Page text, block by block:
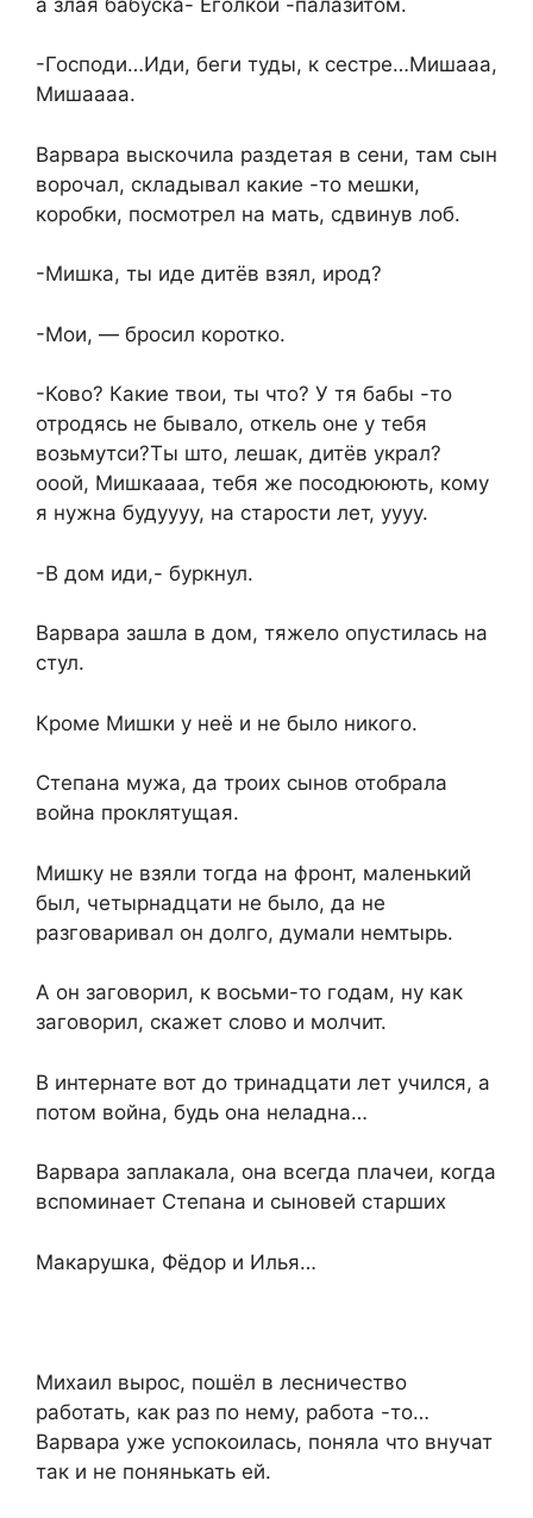
-Господи…Иди, беги туды, к сестре…Мишааа,
Мишаааа.
Варвара выскочила раздетая в сени, там сын
ворочал, складывал какие -то мешки,
коробки, посмотрел на мать, сдвинув лоб.
-Мишка, ты иде дитёв взял, ирод?
-Мои, — бросил коротко.
-Ково? Какие твои, ты что? У тя бабы -то
отродясь не бывало, откель оне у тебя
возьмутси?Ты што, лешак, дитёв украл?
ооой, Мишкаааа, тебя же посодююють, кому
я нужна будуууу, на старости лет, уууу.
-В дом иди,- буркнул.
Варвара зашла в дом, тяжело опустилась на
стул.
Кроме Мишки у неё и не было никого.
Степана мужа, да троих сынов отобрала
война проклятущая.
Мишку не взяли тогда на фронт, маленький
был, четырнадцати не было, да не
разговаривал он долго, думали немтырь.
А он заговорил, к восьми-то годам, ну как
заговорил, скажет слово и молчит.
В интернате вот до тринадцати лет учился, а
потом война, будь она неладна…
Варвара заплакала, она всегда плачеи, когда
вспоминает Степана и сыновей старших
Макарушка, Фёдор и Илья…
Михаил вырос, пошёл в лесничество
работать, как раз по нему, работа -то…
Варвара уже успокоилась, поняла что внучат
так и не понянькать ей.